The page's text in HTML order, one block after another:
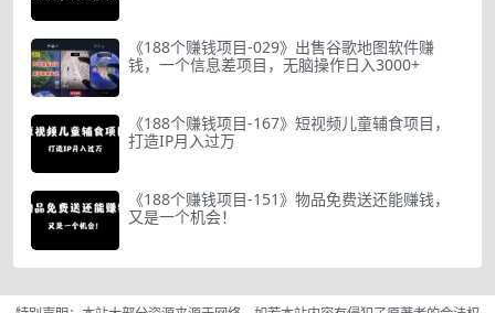
《188个赚钱项目-029》出售谷歌地图软件赚
钱，一个信息差项目，无脑操作日入3000+
《188个赚钱项目-167》短视频儿童辅食项目，
打造IP月入过万
《188个赚钱项目-151》物品免费送还能赚钱，
又是一个机会！